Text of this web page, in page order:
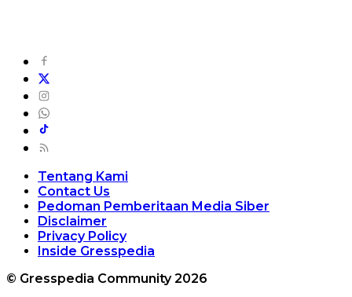
Tentang Kami
Contact Us
Pedoman Pemberitaan Media Siber
Disclaimer
Privacy Policy
Inside Gresspedia
© Gresspedia Community 2026